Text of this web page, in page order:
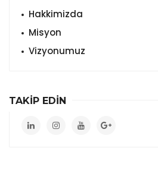
Hakkimizda
Misyon
Vizyonumuz
TAKİP EDİN